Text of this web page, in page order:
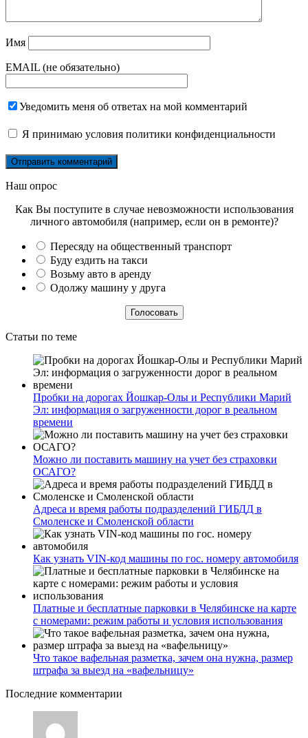
Имя
EMAIL (не обязательно)
Уведомить меня об ответах на мой комментарий
Я принимаю условия политики конфиденциальности
Наш опрос
Как Вы поступите в случае невозможности использования
личного автомобиля (например, если он в ремонте)?
Пересяду на общественный транспорт
Буду ездить на такси
Возьму авто в аренду
Одолжу машину у друга
Статьи по теме
Пробки на дорогах Йошкар-Олы и Республики Марий
Эл: информация о загруженности дорог в реальном
времени
Можно ли поставить машину на учет без страховки
ОСАГО?
Адреса и время работы подразделений ГИБДД в
Смоленске и Смоленской области
Как узнать VIN-код машины по гос. номеру автомобиля
Платные и бесплатные парковки в Челябинске на карте
с номерами: режим работы и условия использования
Что такое вафельная разметка, зачем она нужна, размер
штрафа за выезд на «вафельницу»
Последние комментарии